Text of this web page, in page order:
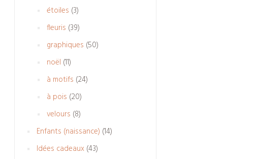
étoiles 33
produits
fleuris 3939
produits
graphiques 5050
noël 1111
produits
à motifs 2424
à pois 2020
produits
velours 88
produits
Enfants (naissance) 1414
Idées cadeaux 4343